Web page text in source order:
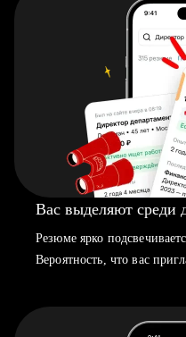
Вас выделяют среди
Резюме ярко
Вероятность, что вас